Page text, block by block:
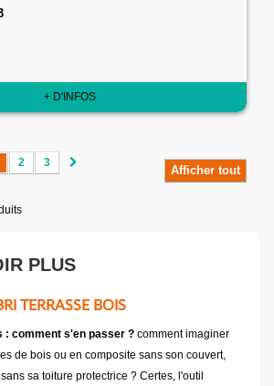
+ D'INFOS
Afficher tout
2 3
PLUS
TERRASSE BOIS
: comment s'en passer ? comment imaginer
de bois ou en composite sans son couvert,
sa toiture protectrice ? Certes, l'outil